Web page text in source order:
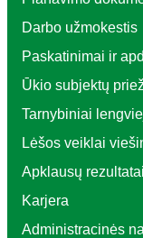
Darbo užmokestis
Paskatinimai ir
Ūkio subjektų
Tarnybiniai
Lėšos veiklai
Apklausų rezultatai
Karjera
Administracinės